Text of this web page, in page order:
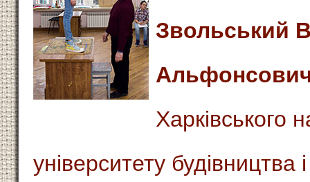
Звольський
Харківського
університету будівництва